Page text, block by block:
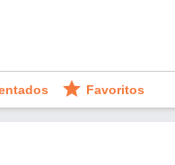
star Favoritos